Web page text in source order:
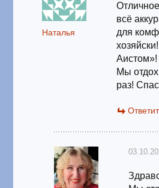
Наталья
всё
для
Аистом»!
Мы
раз!